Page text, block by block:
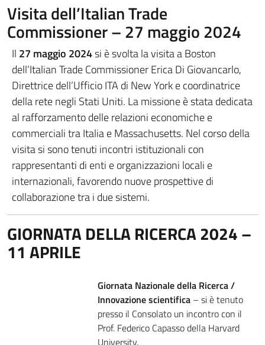
Visita dell’Italian Trade
Commissioner – 27 maggio 2024
Il 27 maggio 2024si è svolta la visita a Boston
dell’Italian Trade Commissioner Erica Di Giovancarlo,
Direttrice dell’Ufficio ITA di New York e coordinatrice
della rete negli Stati Uniti. La missione è stata dedicata
al rafforzamento delle relazioni economiche e
commerciali tra Italia e Massachusetts. Nel corso della
visita si sono tenuti incontri istituzionali con
rappresentanti di enti e organizzazioni locali e
internazionali, favorendo nuove prospettive di
collaborazione tra i due sistemi.
GIORNATA DELLA RICERCA 2024 –
11 APRILE
Giornata Nazionale della Ricerca /
Innovazione scientifica – si è tenuto
presso il Consolato un incontro con il
Prof. Federico Capasso della Harvard
University.